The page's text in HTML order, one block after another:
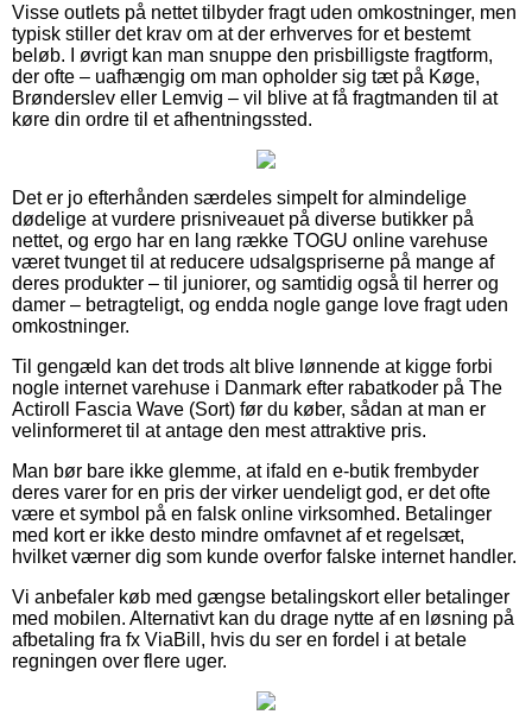
Visse outlets på nettet tilbyder fragt uden omkostninger, men
typisk stiller det krav om at der erhverves for et bestemt
beløb. I øvrigt kan man snuppe den prisbilligste fragtform,
der ofte – uafhængig om man opholder sig tæt på Køge,
Brønderslev eller Lemvig – vil blive at få fragtmanden til at
køre din ordre til et afhentningssted.
Det er jo efterhånden særdeles simpelt for almindelige
dødelige at vurdere prisniveauet på diverse butikker på
nettet, og ergo har en lang række TOGU online varehuse
været tvunget til at reducere udsalgspriserne på mange af
deres produkter – til juniorer, og samtidig også til herrer og
damer – betragteligt, og endda nogle gange love fragt uden
omkostninger.
Til gengæld kan det trods alt blive lønnende at kigge forbi
nogle internet varehuse i Danmark efter rabatkoder på The
Actiroll Fascia Wave (Sort) før du køber, sådan at man er
velinformeret til at antage den mest attraktive pris.
Man bør bare ikke glemme, at ifald en e-butik frembyder
deres varer for en pris der virker uendeligt god, er det ofte
være et symbol på en falsk online virksomhed. Betalinger
med kort er ikke desto mindre omfavnet af et regelsæt,
hvilket værner dig som kunde overfor falske internet handler.
Vi anbefaler køb med gængse betalingskort eller betalinger
med mobilen. Alternativt kan du drage nytte af en løsning på
afbetaling fra fx ViaBill, hvis du ser en fordel i at betale
regningen over flere uger.